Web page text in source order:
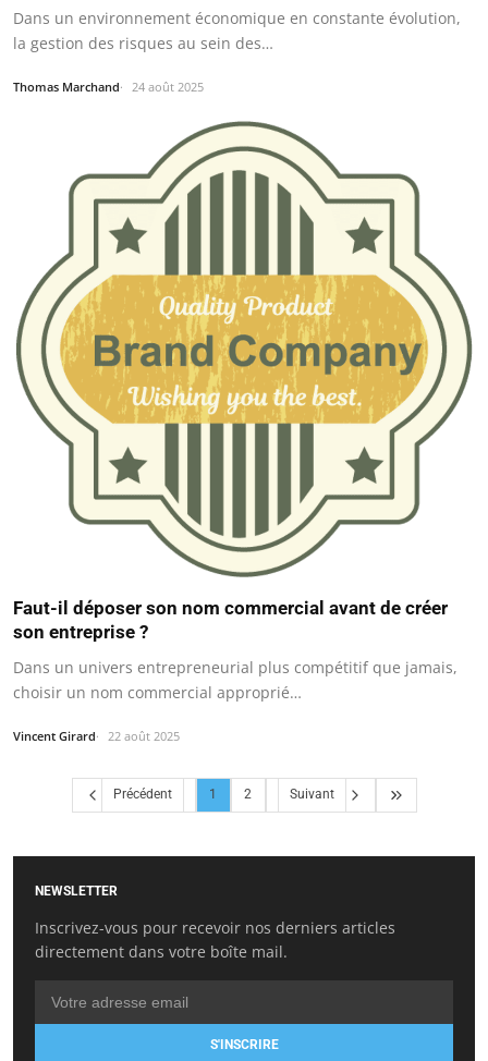
Dans un environnement économique en constante évolution,
la gestion des risques au sein des…
Thomas Marchand 24 août 2025
Faut-il déposer son nom commercial avant de créer
son entreprise ?
Dans un univers entrepreneurial plus compétitif que jamais,
choisir un nom commercial approprié…
Vincent Girard 22 août 2025
Précédent 1 2 Suivant
NEWSLETTER
Inscrivez-vous pour recevoir nos derniers articles
directement dans votre boîte mail.
S'INSCRIRE